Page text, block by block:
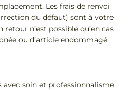
Les frais de renvoi
du défaut) sont à votre
n’est possible qu’en cas
ou d’article endommagé.
avec soin et professionnalisme,